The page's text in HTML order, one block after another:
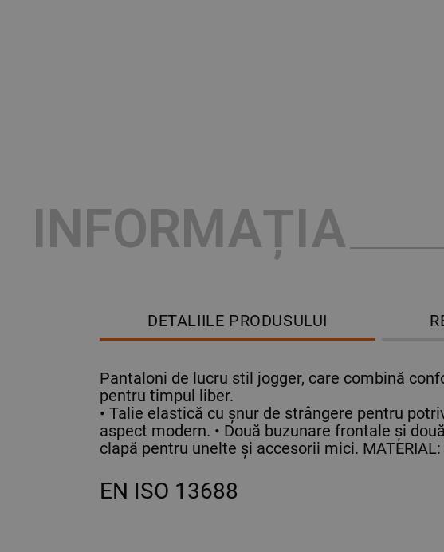
INFORMAȚIA
DETALIILE PRODUSULUI
Pantaloni de lucru stil jogger, care combină
pentru timpul liber.
• Talie elastică cu șnur de strângere pentru
aspect modern. • Două buzunare frontale și
clapă pentru unelte și accesorii mici.
EN ISO 13688